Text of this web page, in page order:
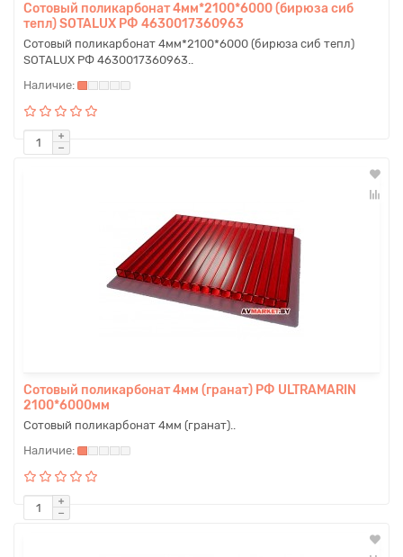
Сотовый поликарбонат 4мм*2100*6000 (бирюза сиб
тепл) SOTALUX РФ 4630017360963
Сотовый поликарбонат 4мм*2100*6000 (бирюза сиб тепл)
SOTALUX РФ 4630017360963..
Сотовый поликарбонат 4мм (гранат) РФ ULTRAMARIN
2100*6000мм
Сотовый поликарбонат 4мм (гранат)..